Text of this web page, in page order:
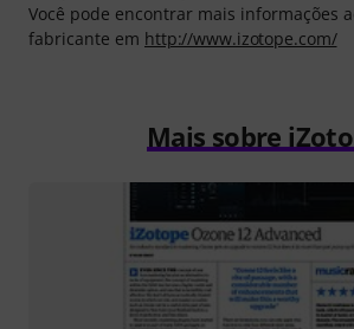
Você pode encontrar mais informações
fabricante em http://www.izotope.com/
Mais sobre